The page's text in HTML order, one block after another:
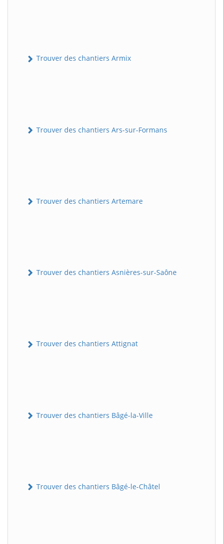
Trouver des chantiers Armix
Trouver des chantiers Ars-sur-Formans
Trouver des chantiers Artemare
Trouver des chantiers Asnières-sur-Saône
Trouver des chantiers Attignat
Trouver des chantiers Bâgé-la-Ville
Trouver des chantiers Bâgé-le-Châtel